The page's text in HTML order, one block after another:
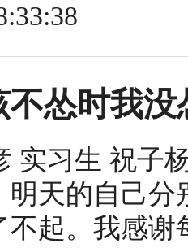
不怂时我没
实习生 祝子
明天的自己
不起。我感